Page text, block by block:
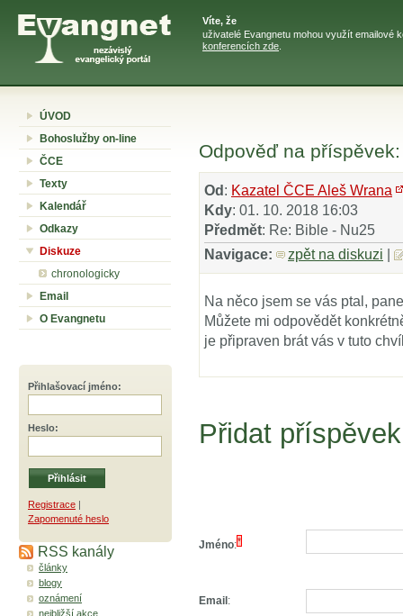
Víte, že
uživatelé Evangnetu mohou využít emailové
konferencích zde
ÚVOD
Bohoslužby on-line
ČCE
Texty
Kalendář
Odkazy
Diskuze
chronologicky
Email
O Evangnetu
Přihlašovací jméno:
Heslo:
Registrace |
Zapomenuté heslo
RSS kanály
články
blogy
oznámení
nejbližší akce
Odpověď na
Od : Kazatel ČCE Aleš Wrana
Kdy: 01. 10. 2018 16:03
Předmět: Re: Bible - Nu25
Navigace:
zpět na diskuzi
Na něco jsem se vás ptal,
Můžete mi odpovědět
je připraven brát vás v tuto
Přidat
Jméno:*
Email :